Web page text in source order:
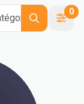
0